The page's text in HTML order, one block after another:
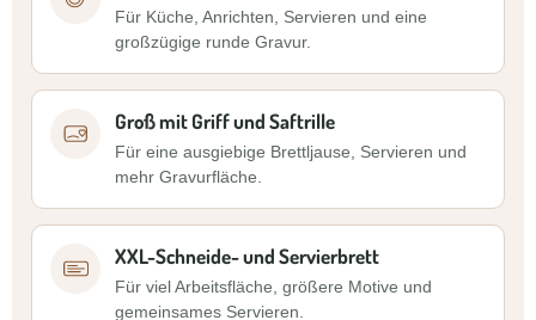
Für Küche, Anrichten, Servieren und eine
großzügige runde Gravur.
Groß mit Griff und Saftrille
Für eine ausgiebige Brettljause, Servieren und
mehr Gravurfläche.
XXL-Schneide- und Servierbrett
Für viel Arbeitsfläche, größere Motive und
gemeinsames Servieren.